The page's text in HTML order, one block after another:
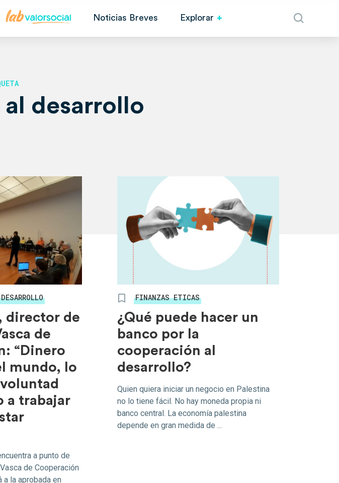
Noticias Breves Explorar
desarrollo
director de
de
“Dinero
mundo, lo
a trabajar
a punto de
de Cooperación
a la aprobada en
FINANZAS ETICAS
¿Qué puede hacer un
banco por la
cooperación al
desarrollo?
Quien quiera iniciar un negocio en Palestina
no lo tiene fácil. No hay moneda propia ni
banco central. La economía palestina
depende en gran medida de ...